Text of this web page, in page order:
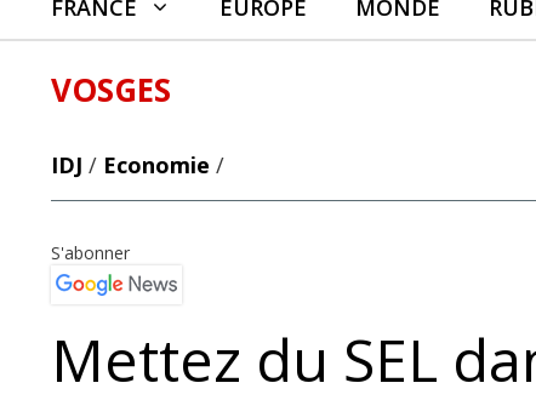
FRANCE EUROPE MONDE
VOSGES
IDJ / Economie /
S'abonner
Mettez du SEL